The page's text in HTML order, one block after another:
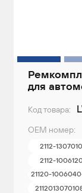
для
Код товара:
ОЕМ номер:
2112-1307010
2112-
21120-